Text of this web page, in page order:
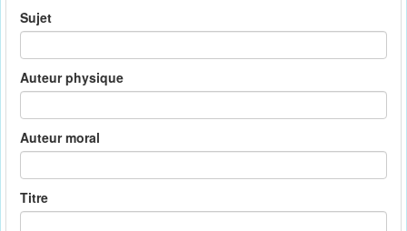
Sujet
Auteur physique
Auteur moral
Titre